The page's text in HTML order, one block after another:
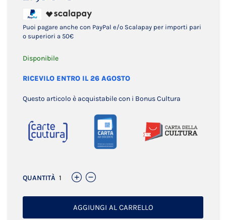
Puoi pagare anche con PayPal e/o Scalapay per importi pari
o superiori a 50€
Disponibile
RICEVILO ENTRO IL 26 AGOSTO
Questo articolo è acquistabile con i Bonus Cultura
QUANTITÀ
AGGIUNGI AL CARRELLO